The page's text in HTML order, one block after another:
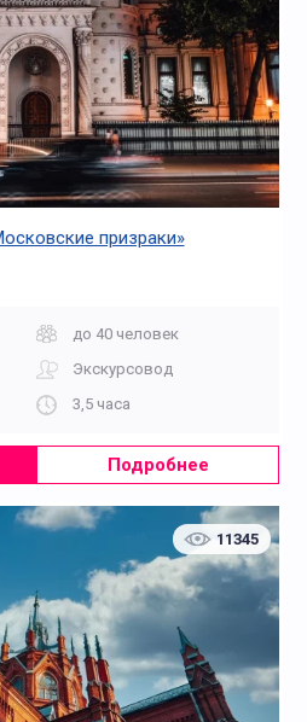
призраки»
до 40 человек
Экскурсовод
3,5 часа
Подробнее
11345